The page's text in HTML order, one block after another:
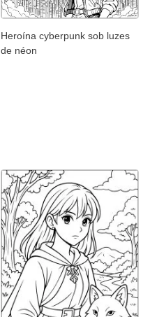
Heroína cyberpunk sob luzes
de néon